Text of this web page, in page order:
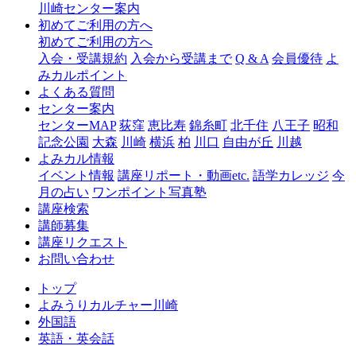
ャ
崎
川崎センター案内
初めてご利用の方へ
初めてご利用の方へ
入会・受講規約 入会から受講まで Q & A 会員優待 よ
みカルポイント
よくある質問
センター案内
センターMAP 荻窪 恵比寿 錦糸町 北千住 八王子 昭和
記念公園 大森 川崎 横浜 柏 川口 自由が丘 川越
よみカル情報
イベント情報 講座リポート・動画etc. 語学カレッジ 今
月の占い ワンポイント写真塾
講座検索
講師募集
講座リクエスト
お問い合わせ
トップ
よみうりカルチャー川崎
外国語
英語・英会話